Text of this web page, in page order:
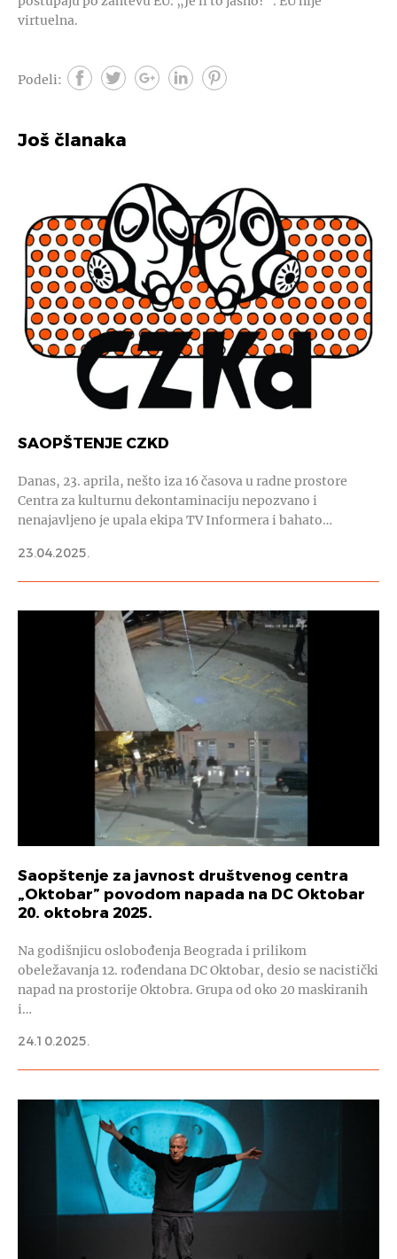
virtuelna.
Podeli:
Još članaka
SAOPŠTENJE CZKD
Danas, 23. aprila, nešto iza 16 časova u radne prostore
Centra za kulturnu dekontaminaciju nepozvano i
nenajavljeno je upala ekipa TV Informera i bahato…
23.04.2025.
Saopštenje za javnost društvenog centra
„Oktobar” povodom napada na DC Oktobar
20. oktobra 2025.
Na godišnjicu oslobođenja Beograda i prilikom
obeležavanja 12. rođendana DC Oktobar, desio se nacistički
napad na prostorije Oktobra. Grupa od oko 20 maskiranih
i…
24.10.2025.